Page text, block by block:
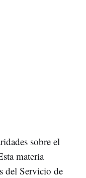
sobre el
materia
del Servicio de